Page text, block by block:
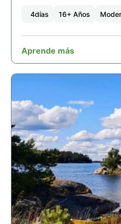
4días 16+ Años
Aprende más